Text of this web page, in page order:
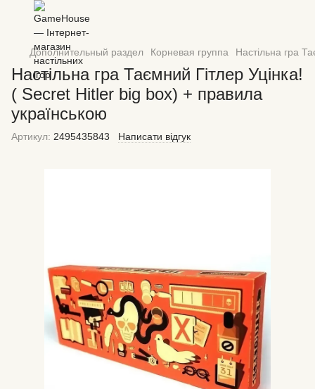
Дополнительный раздел Корневая группа Настільна гра
Настільна гра Таємний Гітлер Уцінка!
( Secret Hitler big box) + правила
українською
Артикул: 2495435843 Написати відгук